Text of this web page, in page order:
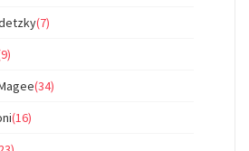
(7)
(34)
(16)